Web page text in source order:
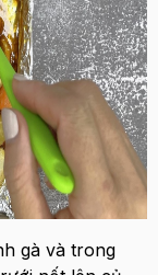
gà và trong